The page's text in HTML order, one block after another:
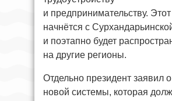
и предпринимательству.
начнётся с
и поэтапно будет
на другие регионы.
Отдельно президент заявил
новой системы, которая